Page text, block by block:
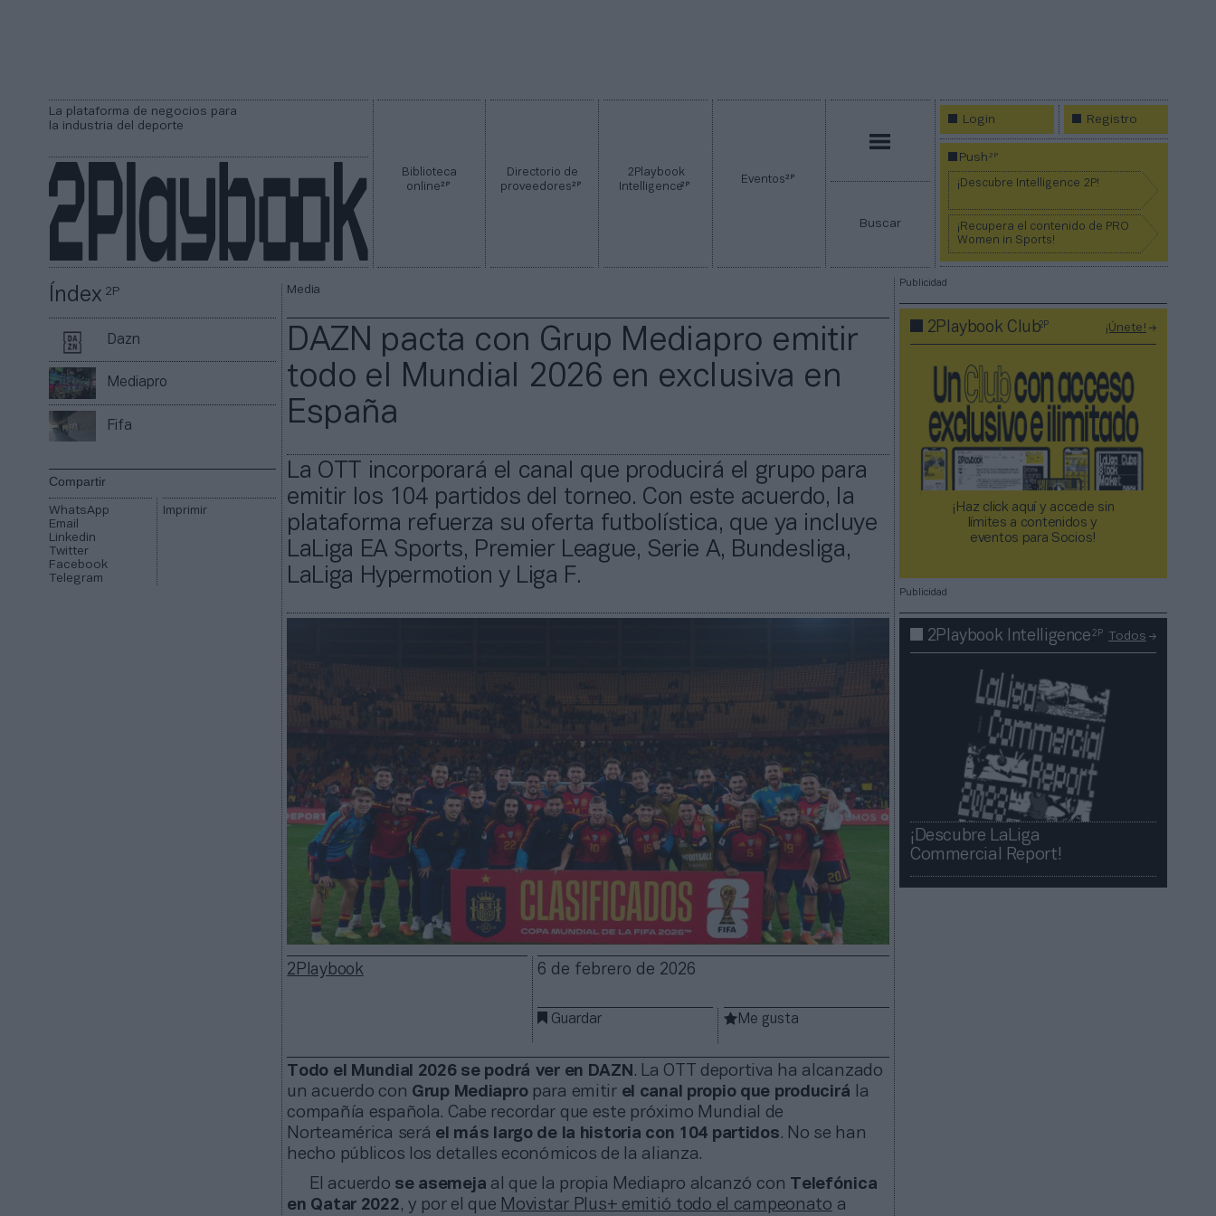
La plataforma de negocios para
la industria del deporte
Biblioteca
online2P
Directorio de
proveedores2P
2Playbook
Intelligence2P Eventos2P
Buscar
Login Registro
Push2P
¡Descubre Intelligence 2P!
¡Recupera el contenido de PRO
Women in Sports!
Índex2P
Dazn
Mediapro
Fifa
Compartir
WhatsApp
Email
Linkedin
Twitter
Facebook
Telegram
Imprimir
Media
DAZN pacta con Grup Mediapro emitir
todo el Mundial 2026 en exclusiva en
España
La OTT incorporará el canal que producirá el grupo para
emitir los 104 partidos del torneo. Con este acuerdo, la
plataforma refuerza su oferta futbolística, que ya incluye
LaLiga EA Sports, Premier League, Serie A, Bundesliga,
LaLiga Hypermotion y Liga F.
2Playbook 6 de febrero de 2026
Guardar Me gusta
Todo el Mundial 2026 se podrá ver en DAZN . La OTT deportiva ha alcanzado
un acuerdo con Grup Mediapropara emitir el canal propio que producirá la
compañía española. Cabe recordar que este próximo Mundial de
Norteamérica será el más largo de la historia con 104 partidos. No se han
hecho públicos los detalles económicos de la alianza.
El acuerdo se asemeja al que la propia Mediapro alcanzó con Telefónica
en Qatar 2022, y por el que Movistar Plus+ emitió todo el campeonato a
Publicidad
2Playbook Club2P ¡Únete!
¡Haz click aquí y accede sin
límites a contenidos y
eventos para Socios!​​​​​​​
Publicidad
2Playbook Intelligence2P Todos
¡Descubre LaLiga
Commercial Report!​​